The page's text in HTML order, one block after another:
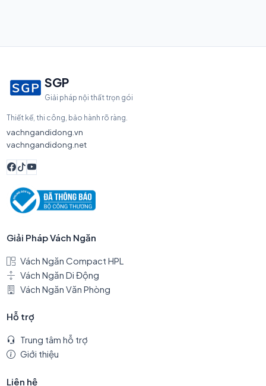
SGP
Giải pháp nội thất trọn gói
Thiết kế, thi công, bảo hành rõ ràng.
vachngandidong.vn
vachngandidong.net
Giải Pháp Vách Ngăn
Vách Ngăn Compact HPL
Vách Ngăn Di Động
Vách Ngăn Văn Phòng
Hỗ trợ
Trung tâm hỗ trợ
Giới thiệu
Liên hệ